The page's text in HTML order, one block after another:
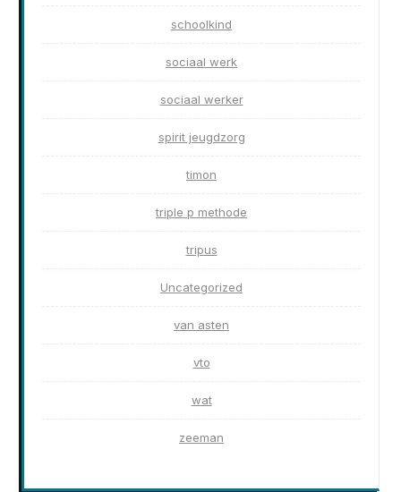
schoolkind
sociaal werk
sociaal werker
spirit jeugdzorg
timon
triple p methode
tripus
Uncategorized
van asten
vto
wat
zeeman